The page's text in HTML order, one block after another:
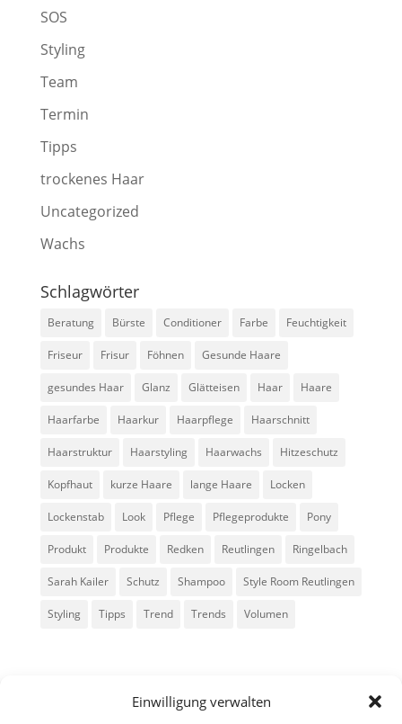
Einwilligung verwalten
SOS
Styling
Team
Termin
Tipps
trockenes Haar
Uncategorized
Wachs
Schlagwörter
Beratung Bürste Conditioner Farbe Feuchtigkeit
Friseur Frisur Föhnen Gesunde Haare
gesundes Haar Glanz Glätteisen Haar Haare
Haarfarbe Haarkur Haarpflege Haarschnitt
Haarstruktur Haarstyling Haarwachs Hitzeschutz
Kopfhaut kurze Haare lange Haare Locken
Lockenstab Look Pflege Pflegeprodukte Pony
Produkt Produkte Redken Reutlingen Ringelbach
Sarah Kailer Schutz Shampoo Style Room Reutlingen
Styling Tipps Trend Trends Volumen